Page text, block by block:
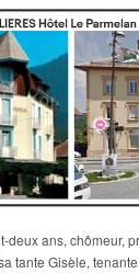
deux ans, chômeur,
tante Gisèle,